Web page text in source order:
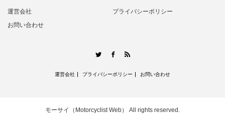
運営会社
プライバシーポリシー
お問い合わせ
TwitterFacebook
運営会社 プライバシーポリシー お問い合わせ
モーサイ（Motorcyclist Web） All rights reserved.